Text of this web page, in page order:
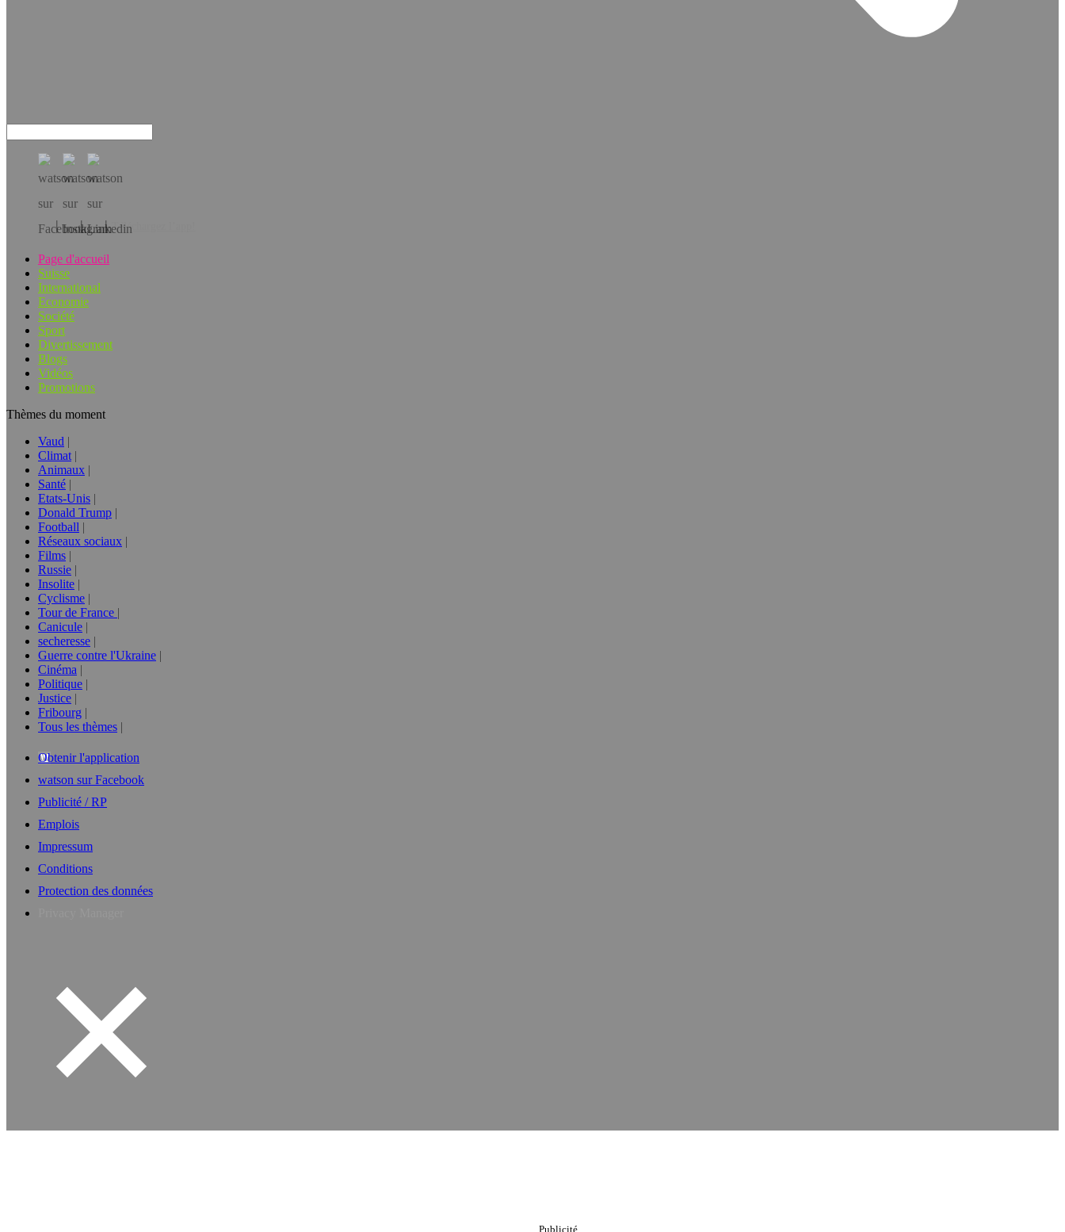
Téléchargez l’app!
Page d'accueil
Suisse
International
Economie
Société
Sport
Divertissement
Blogs
Vidéos
Promotions
Thèmes du moment
Vaud
Climat
Animaux
Santé
Etats-Unis
Donald Trump
Football
Réseaux sociaux
Films
Russie
Insolite
Cyclisme
Tour de France
Canicule
secheresse
Guerre contre l'Ukraine
Cinéma
Politique
Justice
Fribourg
Tous les thèmes
Obtenir l'application
watson sur Facebook
Publicité / RP
Emplois
Impressum
Conditions
Protection des données